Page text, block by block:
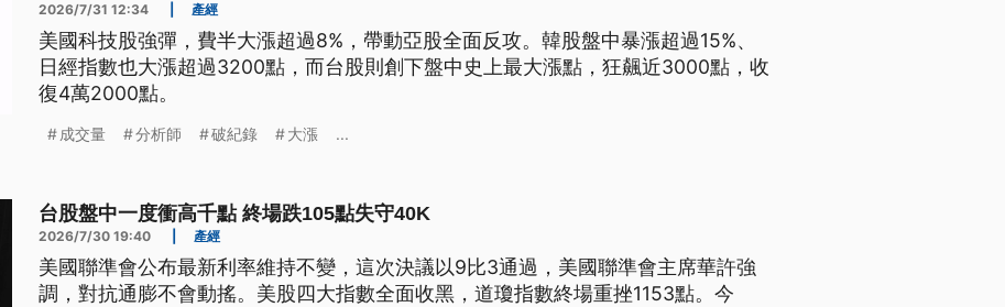
2026/7/31 12:34 產經
美國科技股強彈，費半大漲超過8%，帶動亞股全面反攻。韓股盤中暴漲超過15%、
日經指數也大漲超過3200點，而台股則創下盤中史上最大漲點，狂飆近3000點，收
復4萬2000點。
成交量 分析師 破紀錄 大漲 ...
台股盤中一度衝高千點 終場跌105點失守40K
2026/7/30 19:40 產經
美國聯準會公布最新利率維持不變，這次決議以9比3通過，美國聯準會主席華許強
調，對抗通膨不會動搖。美股四大指數全面收黑，道瓊指數終場重挫1153點。今